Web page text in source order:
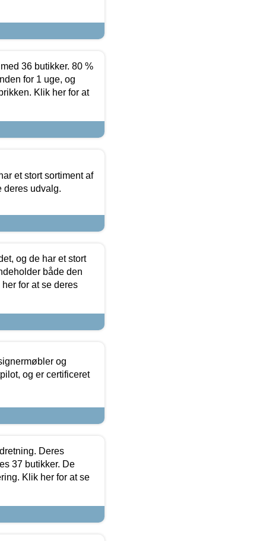
36 butikker. 80 %
for 1 uge, og
Klik her for at
et stort sortiment af
deres udvalg.
og de har et stort
både den
for at se deres
og
og er certificeret
Deres
37 butikker. De
Klik her for at se